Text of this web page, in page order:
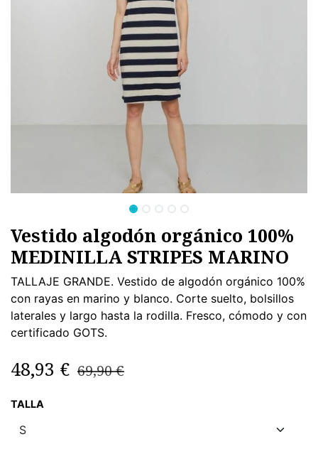
Vestido algodón orgánico 100%
MEDINILLA STRIPES MARINO
TALLAJE GRANDE. Vestido de algodón orgánico 100%
con rayas en marino y blanco. Corte suelto, bolsillos
laterales y largo hasta la rodilla. Fresco, cómodo y con
certificado GOTS.
48,93 € 69,90€
TALLA